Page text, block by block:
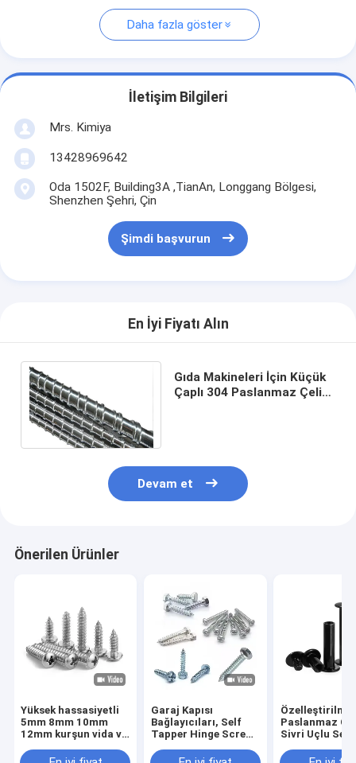
Daha fazla göster
İletişim Bilgileri
Mrs. Kimiya
13428969642
Oda 1502F, Building3A ,TianAn, Longgang Bölgesi,
Shenzhen Şehri, Çin
Şimdi başvurun
En İyi Fiyatı Alın
Gıda Makineleri İçin Küçük
Çaplı 304 Paslanmaz Çelik
Devam et
Önerilen Ürünler
Yüksek hassasiyetli
5mm 8mm 10mm
12mm kurşun vida ve
T12 Paslanmaz çelik
Garaj Kapısı
Bağlayıcıları, Self
Tapper Hinge Screw
Track Bolts
Paslanmaz
Sivri Uçlu Set
M6 M8